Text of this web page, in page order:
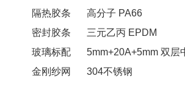
隔热胶条
高分子 PA66
密封胶条
三元乙丙 EPDM
玻璃标配
5mm+20A+5mm 双层
金刚纱网
304不锈钢